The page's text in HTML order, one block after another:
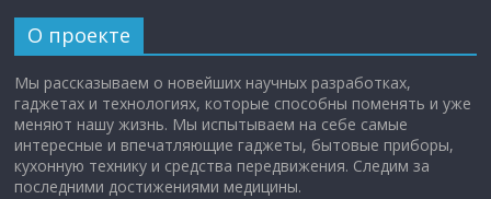
О проекте
Мы рассказываем о новейших научных разработках,
гаджетах и технологиях, которые способны поменять и уже
меняют нашу жизнь. Мы испытываем на себе самые
интересные и впечатляющие гаджеты, бытовые приборы,
кухонную технику и средства передвижения. Следим за
последними достижениями медицины.